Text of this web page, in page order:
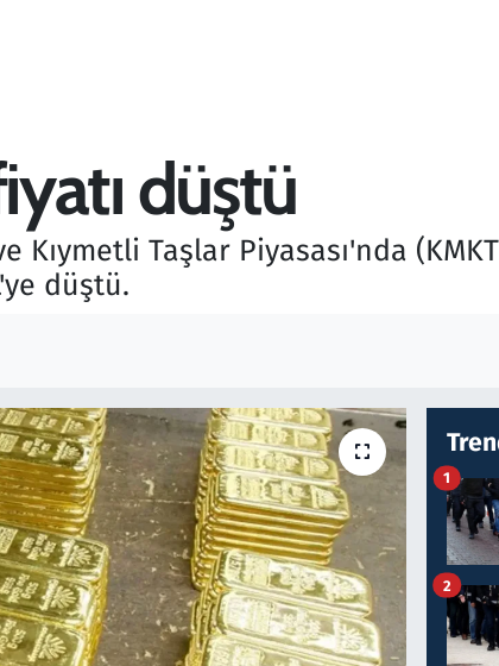
düştü
Taşlar Piyasası'nda
düştü.
1
2